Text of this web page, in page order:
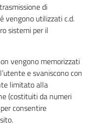
di
vengono utilizzati c.d.
sistemi per il
vengono memorizzati
e svaniscono con
limitato alla
(costituiti da numeri
consentire